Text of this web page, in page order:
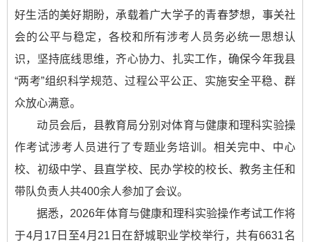
好生活的美好期盼，承载着广大学子的青春梦想，事关社
会的公平与稳定，各校和所有涉考人员务必统一思想认
识，坚持底线思维，齐心协力、扎实工作，确保今年我县
“两考”组织科学规范、过程公平公正、实施安全平稳、群
众放心满意。
动员会后，县教育局分别对体育与健康和理科实验操
作考试涉考人员进行了专题业务培训。相关完中、中心
校、初级中学、县直学校、民办学校的校长、教务主任和
带队负责人共400余人参加了会议。
据悉，2026年体育与健康和理科实验操作考试工作将
于4月17日至4月21日在舒城职业学校举行，共有6631名